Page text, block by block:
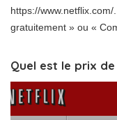
https://
gratuitement » ou «
Quel est le prix